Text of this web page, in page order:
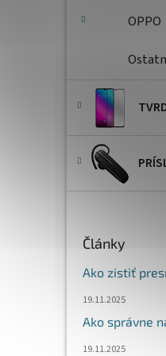
OPPO
Články
Ako zistiť
19.11.2025
Ako správne
19.11.2025